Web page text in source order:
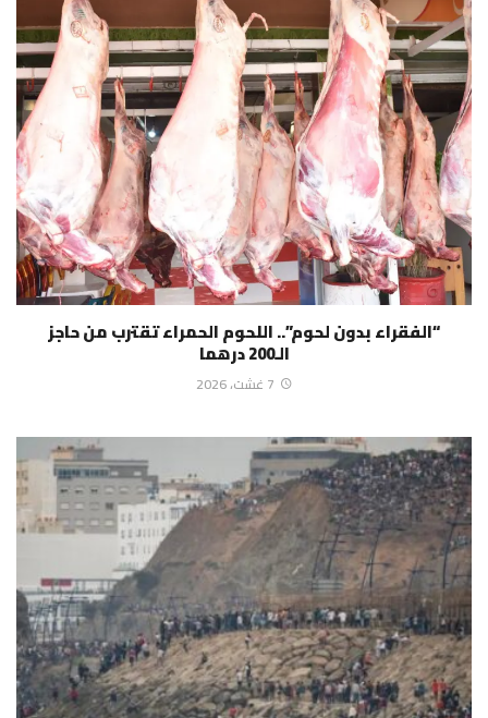
“الفقراء بدون لحوم”.. اللحوم الحمراء تقترب من حاجز
الـ200 درهما
7 غشت، 2026